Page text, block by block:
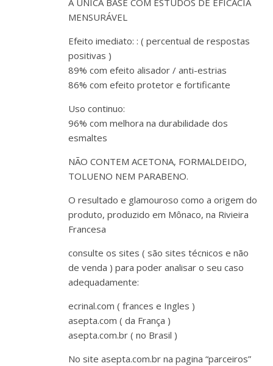
A ÚNICA BASE COM ESTUDOS DE EFICACIA
MENSURÁVEL
Efeito imediato: : ( percentual de respostas
positivas )
89% com efeito alisador / anti-estrias
86% com efeito protetor e fortificante
Uso continuo:
96% com melhora na durabilidade dos
esmaltes
NÃO CONTEM ACETONA, FORMALDEIDO,
TOLUENO NEM PARABENO.
O resultado e glamouroso como a origem do
produto, produzido em Mônaco, na Rivieira
Francesa
consulte os sites ( são sites técnicos e não
de venda ) para poder analisar o seu caso
adequadamente:
ecrinal.com ( frances e Ingles )
asepta.com ( da França )
asepta.com.br ( no Brasil )
No site asepta.com.br na pagina “parceiros”